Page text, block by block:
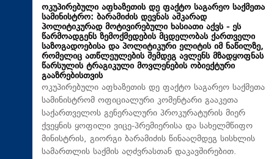
ოკუპირებული აფხაზეთის დე ფაქტო საგარეო საქმეთა
სამინისტრო: ბარამიძის დევნას აშკარად
პოლიტიკურად მოტივირებული ხასიათი აქვს - ეს
წარმოადგენს ზემოქმედების მცდელობას ქართველი
საზოგადოებისა და პოლიტიკური ელიტის იმ ნაწილზე,
რომელიც ათწლეულების შემდეგ ავლენს მზადყოფნას
წარსულის ტრაგიკული მოვლენების ობიექტური
გააზრებისთვის
ოკუპირებული აფხაზეთის დე ფაქტო საგარეო საქმეთა
სამინისტრომ ოფიციალური კომენტარი გააკეთა
საქართველოს გენერალური პროკურატურის მიერ
ქვეყნის ყოფილი ვიცე-პრემიერისა და სახელმწიფო
მინისტრის, გიორგი ბარამიძის წინააღმდეგ სისხლის
სამართლის საქმის აღძვრასთან დაკავშირებით.